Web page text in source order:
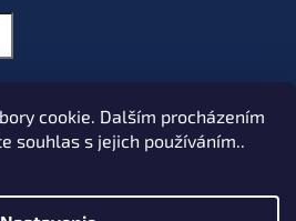
cookie. Dalším procházením
souhlas s jejich používáním..
heslo